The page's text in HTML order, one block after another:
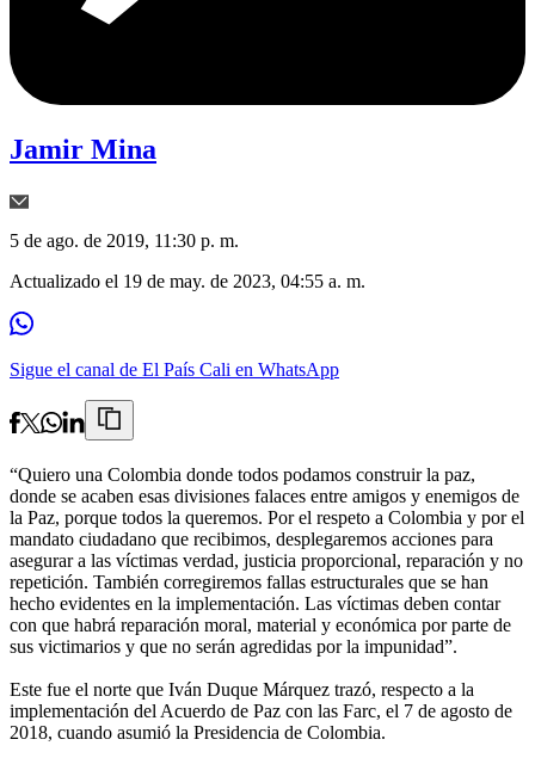
Jamir Mina
5 de ago. de 2019, 11:30 p. m.
Actualizado el 19 de may. de 2023, 04:55 a. m.
Sigue el canal de El País Cali en WhatsApp
“Quiero una Colombia donde todos podamos construir la paz,
donde se acaben esas divisiones falaces entre amigos y enemigos de
la Paz, porque todos la queremos. Por el respeto a Colombia y por el
mandato ciudadano que recibimos, desplegaremos acciones para
asegurar a las víctimas verdad, justicia proporcional, reparación y no
repetición. También corregiremos fallas estructurales que se han
hecho evidentes en la implementación. Las víctimas deben contar
con que habrá reparación moral, material y económica por parte de
sus victimarios y que no serán agredidas por la impunidad”.
Este fue el norte que Iván Duque Márquez trazó, respecto a la
implementación del Acuerdo de Paz con las Farc, el 7 de agosto de
2018, cuando asumió la Presidencia de Colombia.